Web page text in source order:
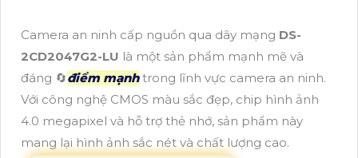
Camera an ninh cấp nguồn qua dây mạng DS-
2CD2047G2-LU là một sản phẩm mạnh mẽ và
đáng 🔄điểm mạnhtrong lĩnh vực camera an ninh.
Với công nghệ CMOS màu sắc đẹp, chip hình ảnh
4.0 megapixel và hỗ trợ thẻ nhớ, sản phẩm này
mang lại hình ảnh sắc nét và chất lượng cao.